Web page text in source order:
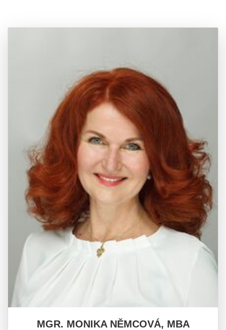
MGR. MONIKA NĚMCOVÁ, MBA